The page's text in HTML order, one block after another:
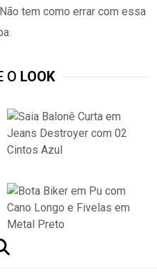
tem como errar com essa
O LOOK